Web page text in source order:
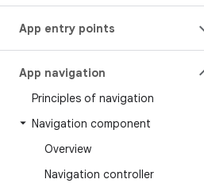
App entry points
App navigation
Principles of navigation
Navigation component
Overview
Navigation controller